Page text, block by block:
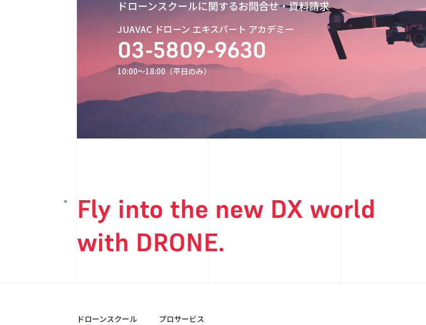
ドローンスクールに関するお問合せ・資料請求
JUAVAC ドローン エキスパート アカデミー
03-5809-9630
10:00〜18:00（平日のみ）
Fly into the new DX world
with DRONE.
ドローンスクール プロサービス